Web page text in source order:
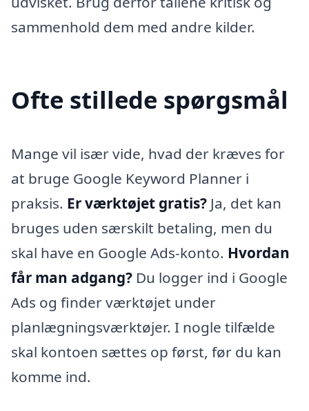
sammenhold dem med andre kilder.
Ofte stillede spørgsmål
Mange vil især vide, hvad der kræves for
at bruge Google Keyword Planner i
praksis. Er værktøjet gratis? Ja, det kan
bruges uden særskilt betaling, men du
skal have en Google Ads-konto. Hvordan
får man adgang? Du logger ind i Google
Ads og finder værktøjet under
planlægningsværktøjer. I nogle tilfælde
skal kontoen sættes op først, før du kan
komme ind.